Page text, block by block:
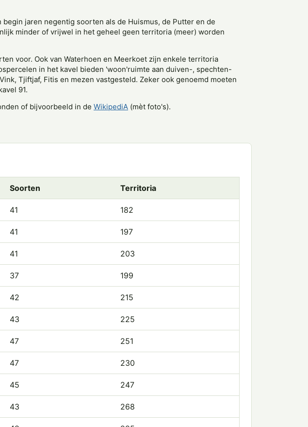
jaren negentig soorten als de Huismus, de Putter en de
minder of vrijwel in het geheel geen territoria (meer) worden
voor. Ook van Waterhoen en Meerkoet zijn enkele territoria
in het kavel bieden 'woon'ruimte aan duiven-, spechten-
Tjiftjaf, Fitis en mezen vastgesteld. Zeker ook genoemd moeten
91.
of bijvoorbeeld in de WikipediA (mèt foto's).
Soorten Territoria
41 182
41 197
41 203
37 199
42 215
43 225
47 251
47 230
45 247
43 268